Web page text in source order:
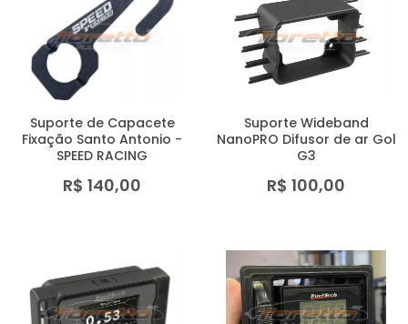
Suporte de Capacete
Fixação Santo Antonio -
SPEED RACING
R$ 140,00
Suporte Wideband
NanoPRO Difusor de ar Gol
G3
R$ 100,00